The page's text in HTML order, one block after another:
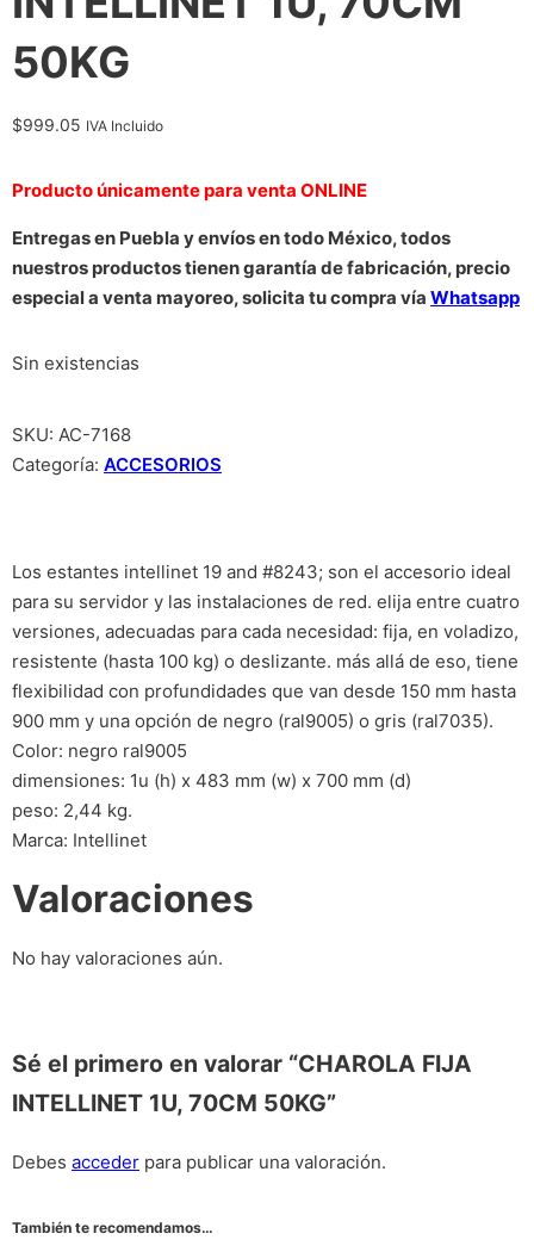
50KG
$999.05 IVA Incluido
Producto únicamente para venta ONLINE
Entregas en Puebla y envíos en todo México, todos
nuestros productos tienen garantía de fabricación, precio
especial a venta mayoreo, solicita tu compra vía Whatsapp
Sin existencias
SKU: AC-7168
Categoría: ACCESORIOS
Los estantes intellinet 19 and #8243; son el accesorio ideal
para su servidor y las instalaciones de red. elija entre cuatro
versiones, adecuadas para cada necesidad: fija, en voladizo,
resistente (hasta 100 kg) o deslizante. más allá de eso, tiene
flexibilidad con profundidades que van desde 150 mm hasta
900 mm y una opción de negro (ral9005) o gris (ral7035).
Color: negro ral9005
dimensiones: 1u (h) x 483 mm (w) x 700 mm (d)
peso: 2,44 kg.
Marca: Intellinet
Valoraciones
No hay valoraciones aún.
Sé el primero en valorar “CHAROLA FIJA
INTELLINET 1U, 70CM 50KG”
Debes acceder para publicar una valoración.
También te recomendamos…